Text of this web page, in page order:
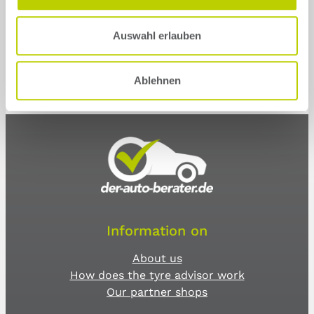
Auswahl erlauben
Ablehnen
Information on
About us
How does the tyre advisor work
Our partner shops